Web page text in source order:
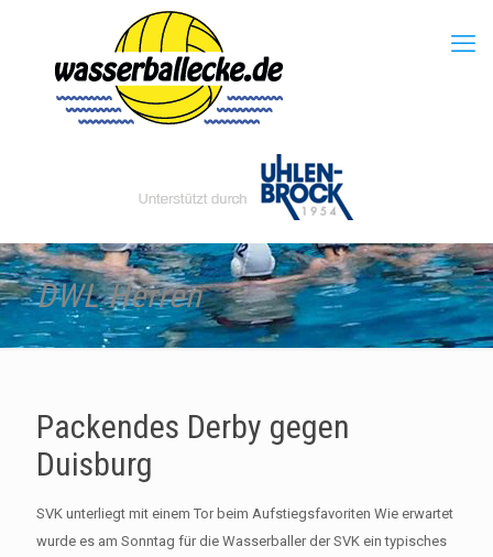
DWL Herren
Packendes Derby gegen
Duisburg
SVK unterliegt mit einem Tor beim Aufstiegsfavoriten Wie erwartet
wurde es am Sonntag für die Wasserballer der SVK ein typisches